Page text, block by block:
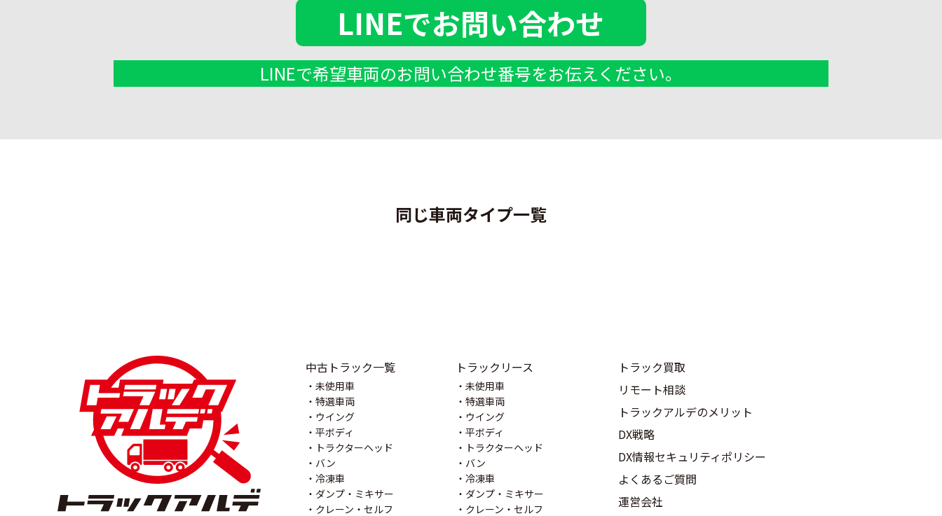
LINEでお問い合わせ
LINEで希望車両のお問い合わせ番号をお伝えください。
同じ車両タイプ一覧
中古トラック一覧
未使用車
特選車両
ウイング
平ボディ
トラクターヘッド
バン
冷凍車
ダンプ・ミキサー
クレーン・セルフ
トラックリース
未使用車
特選車両
ウイング
平ボディ
トラクターヘッド
バン
冷凍車
ダンプ・ミキサー
クレーン・セルフ
トラック買取
リモート相談
トラックアルデのメリット
DX戦略
DX情報セキュリティポリシー
よくあるご質問
運営会社